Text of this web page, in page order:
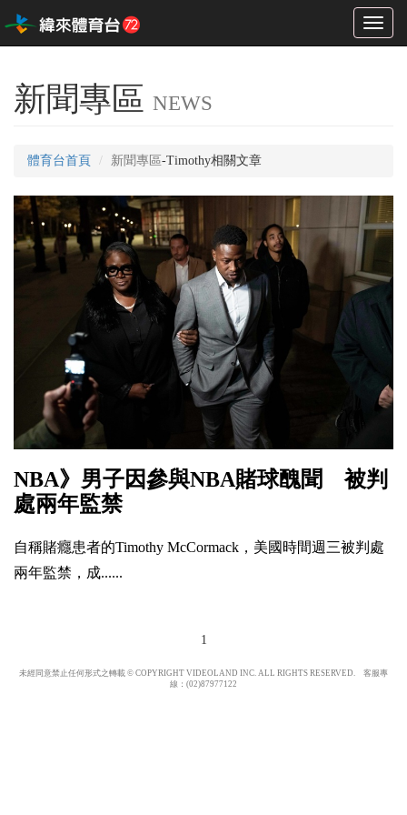
Toggle
新聞專區 NEWS
體育台首頁 新聞專區-Timothy相關文章
NBA》男子因參與NBA賭球醜聞 被判
處兩年監禁
自稱賭癮患者的Timothy McCormack，美國時間週三被判處
兩年監禁，成......
1
未經同意禁止任何形式之轉載 © COPYRIGHT VIDEOLAND INC. ALL RIGHTS RESERVED. 客服專
線：(02)87977122